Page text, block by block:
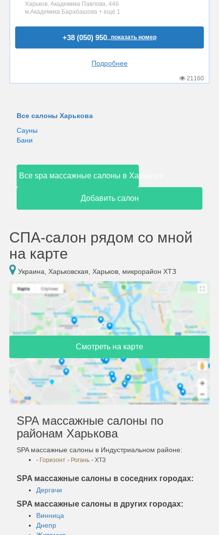
Харьков, Академика Павлова, 44б
м.Академика Барабашова + ещё 1
+38 (050) 950..показать номер
Подробнее
21160
Все салоны Харькова
Сауны
Бани
Все spa массажные салоны в Харькове
Добавить салон
СПА-салон рядом со мной
на карте
Украина, Харьковская, Харьков, микрорайон ХТЗ
Смотреть на карте
SPA массажные салоны по
районам Харькова
SPA массажные салоны в Индустриальном районе:
- Горизонт - Рогань - ХТЗ
SPA массажные салоны в соседних городах:
Дергачи
SPA массажные салоны в других городах:
Винница
Днепр